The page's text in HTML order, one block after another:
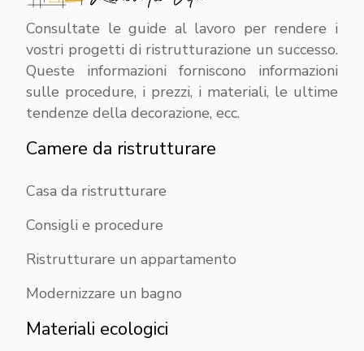
Consultate le guide al lavoro per rendere i
vostri progetti di ristrutturazione un successo.
Queste informazioni forniscono informazioni
sulle procedure, i prezzi, i materiali, le ultime
tendenze della decorazione, ecc.
Camere da ristrutturare
Casa da ristrutturare
Consigli e procedure
Ristrutturare un appartamento
Modernizzare un bagno
Materiali ecologici